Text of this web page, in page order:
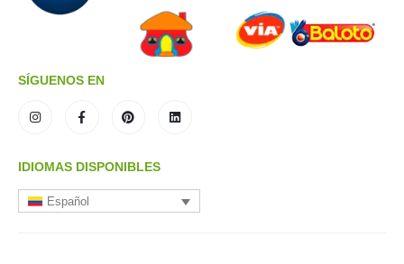
SÍGUENOS EN
IDIOMAS DISPONIBLES
Español